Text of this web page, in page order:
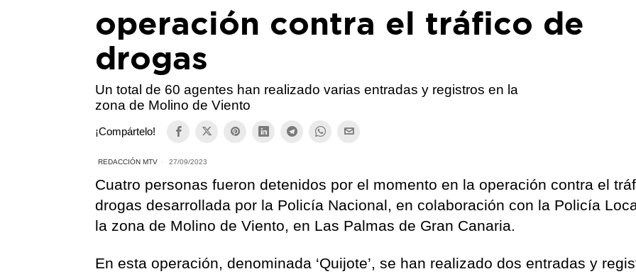
operación contra el tráfico de
drogas
Un total de 60 agentes han realizado varias entradas y registros en la
zona de Molino de Viento
¡Compártelo!
REDACCIÓN MTV 27/09/2023
Cuatro personas fueron detenidos por el momento en la operación contra el
drogas desarrollada por la Policía Nacional, en colaboración con la Policía
la zona de Molino de Viento, en Las Palmas de Gran Canaria.
En esta operación, denominada ‘Quijote’, se han realizado dos entradas y